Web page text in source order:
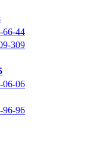
66-44
309
06-06
96-96